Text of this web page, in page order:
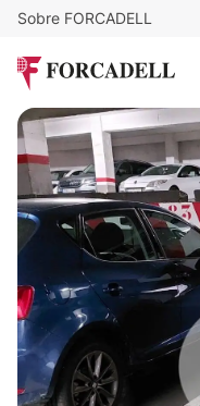
Sobre FORCADELL
9.000
10 m²